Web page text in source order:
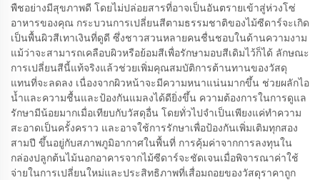
พืชอย่างมีสุขภาพดี โดยไม่ปล่อยสารที่อาจเป็นอันตรายเข้าสู่ห่วงโซ่
อาหารของคุณ กระบวนการเปลี่ยนสีตามธรรมชาติของไม้ซีดาร์จะเกิด
เป็นพื้นผิวสีเทาเงินที่ดูดี ซึ่งชาวสวนหลายคนชื่นชอบในด้านความงาม
แม้ว่าจะสามารถเคลือบผิวหรือย้อมสีเพื่อรักษามอบสีเดิมไว้ก็ได้ ลักษณะ
การเปลี่ยนสีนี้แท้จริงแล้วช่วยเพิ่มคุณสมบัติการต้านทานของวัสดุ
แทนที่จะลดลง เนื่องจากผิวหน้าจะมีความหนาแน่นมากขึ้น ช่วยผลักไอ
น้ำและความชื้นและป้องกันแมลงได้ดียิ่งขึ้น ความต้องการในการดูแล
รักษามีน้อยมากเมื่อเทียบกับวัสดุอื่น โดยทั่วไปจำเป็นเพียงแค่ทำความ
สะอาดเป็นครั้งคราว และอาจใช้การรักษาเพื่อป้องกันเพิ่มเติมทุกสอง
สามปี ขึ้นอยู่กับสภาพภูมิอากาศในพื้นที่ การคุ้มค่าจากการลงทุนใน
กล่องปลูกต้นไม้นอกอาคารจากไม้ซีดาร์จะชัดเจนเมื่อพิจารณาค่าใช้
จ่ายในการเปลี่ยนใหม่และประสิทธิภาพที่เสื่อมถอยของวัสดุราคาถูก